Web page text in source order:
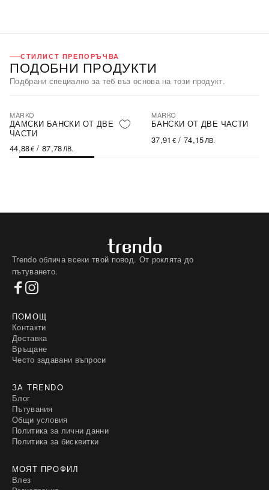
СТИЛИСТ ПРЕПОРЪЧВА
ПОДОБНИ ПРОДУКТИ
Подбрани специално за теб въз основа на този продукт.
MARKO
ДАМСКИ БАНСКИ ОТ ДВЕ
ЧАСТИ
44,88€/ 87,78ЛВ.
MARKO
БАНСКИ ОТ ДВЕ ЧАСТИ
37,91 €/ 74,15ЛВ.
Trendo облича всеки твой повод. От роклята до
пътуването.
ПОМОЩ
Контакти
Доставка
Връщане
Често задавани въпроси
ЗА TRENDO
Блог
Пътувания
Общи условия
Политика за лични данни
Политика за бисквитки
МОЯТ ПРОФИЛ
Влез